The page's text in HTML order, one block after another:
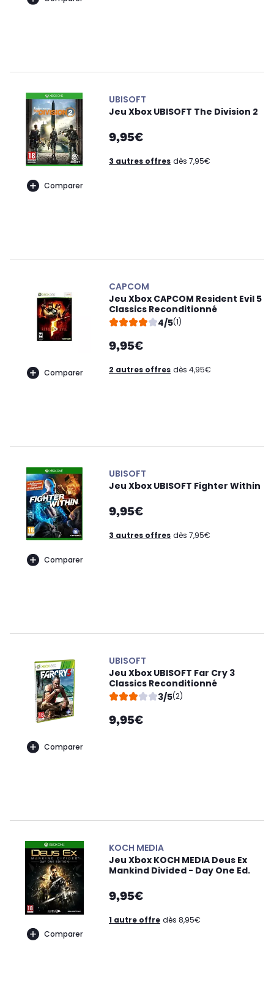
Comparer
UBISOFT
Jeu Xbox UBISOFT The Division 2
9,95€
3 autres offres dès 7,95€
Comparer
CAPCOM
Jeu Xbox CAPCOM Resident Evil 5
Classics Reconditionné
4/5(1)
9,95€
2 autres offres dès 4,95€
Comparer
UBISOFT
Jeu Xbox UBISOFT Fighter Within
9,95€
3 autres offres dès 7,95€
Comparer
UBISOFT
Jeu Xbox UBISOFT Far Cry 3
Classics Reconditionné
3/5(2)
9,95€
Comparer
KOCH MEDIA
Jeu Xbox KOCH MEDIA Deus Ex
Mankind Divided - Day One Ed.
9,95€
1 autre offre dès 8,95€